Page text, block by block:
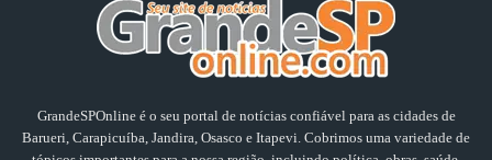
GrandeSPOnline é o seu portal de notícias confiável para as cidades de
Barueri, Carapicuíba, Jandira, Osasco e Itapevi. Cobrimos uma variedade de